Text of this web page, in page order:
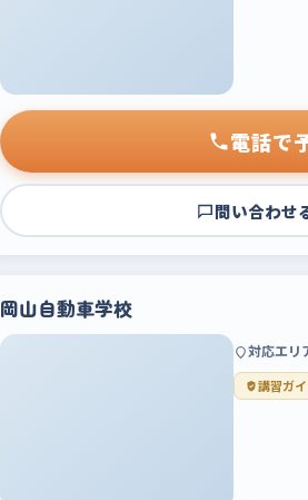
電話で
問い合わせ
岡山自動車学校
対応エリ
講習ガ